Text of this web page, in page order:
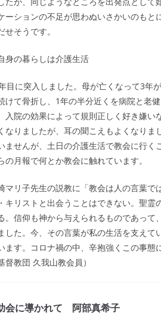
ーションの不足が思わぬいさかいのも
せそうです。
身の暮らしは介護生活
目に突入しました。母が亡くなって3年
けて骨折し、1年の半分近くを病院と老
入院の効果によって規則正しく好き嫌
なりましたが、耳の聞こえもよくなり
ませんが、土日の介護生活で教会に行
の月報で何とか教会に触れています。
マリ子先生の説教に「教会は人の言葉
キリストと出会うことはできない。聖
。信仰も神から与えられるものであっ
した。今、その言葉が私の生活を支え
ます。コロナ禍の中、辛抱強くこの事
督教団 久我山教会員）
会に導かれて 阿部真希子